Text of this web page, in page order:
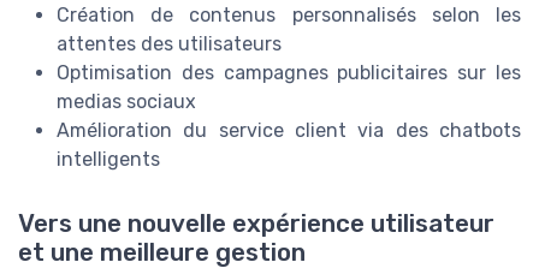
Création de contenus personnalisés selon les
attentes des utilisateurs
Optimisation des campagnes publicitaires sur les
medias sociaux
Amélioration du service client via des chatbots
intelligents
Vers une nouvelle expérience utilisateur
et une meilleure gestion